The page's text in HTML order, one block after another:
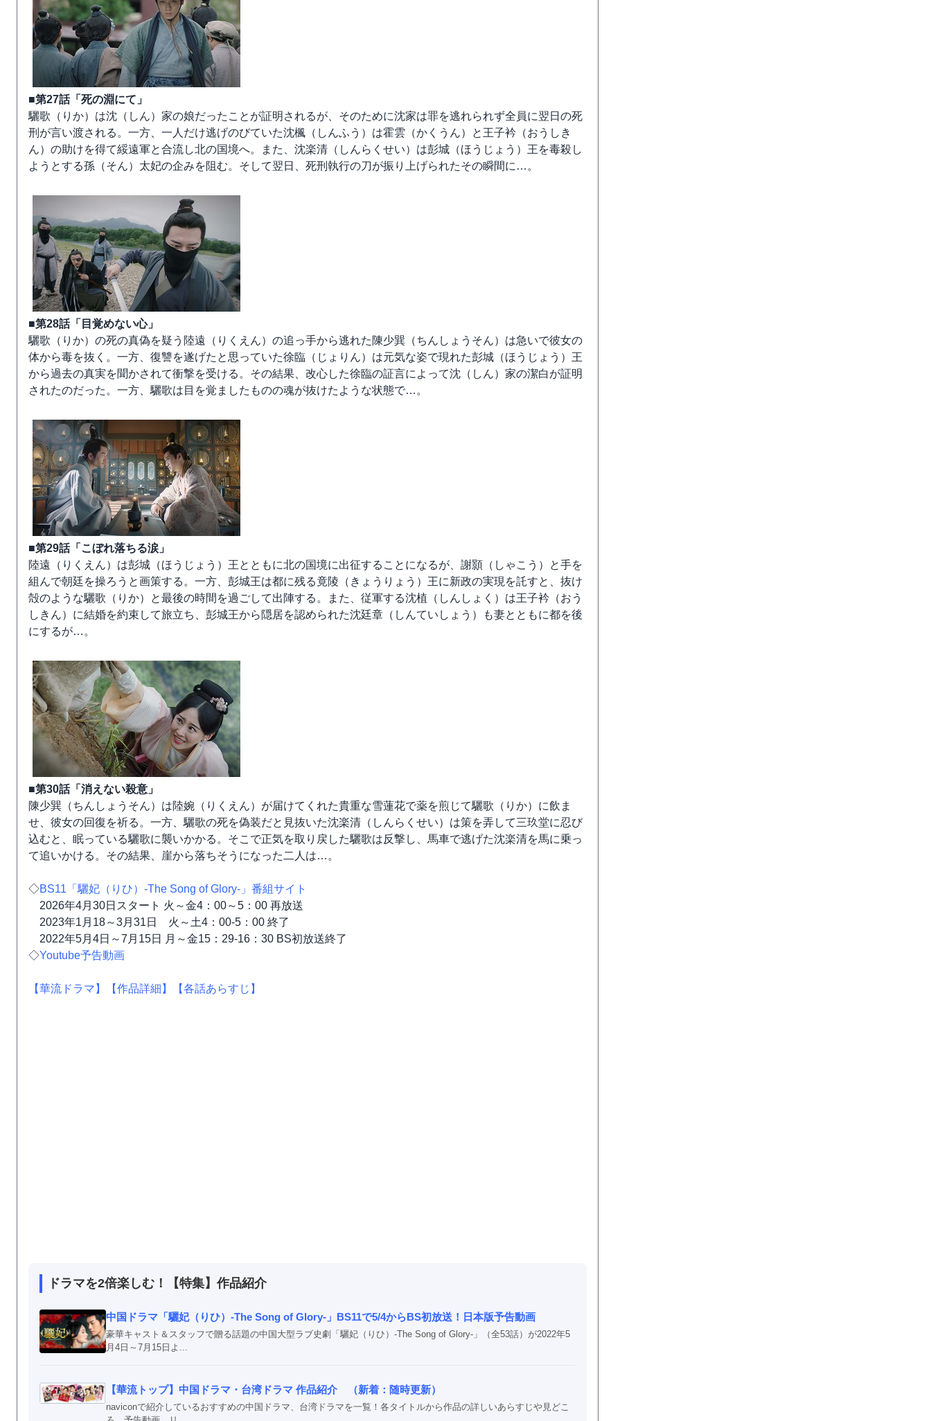
■第27話「死の淵にて」
驪歌（りか）は沈（しん）家の娘だったことが証明されるが、そのために沈家は罪を逃れられず全員に翌日の死
刑が言い渡される。一方、一人だけ逃げのびていた沈楓（しんふう）は霍雲（かくうん）と王子衿（おうしき
ん）の助けを得て綏遠軍と合流し北の国境へ。また、沈楽清（しんらくせい）は彭城（ほうじょう）王を毒殺し
ようとする孫（そん）太妃の企みを阻む。そして翌日、死刑執行の刀が振り上げられたその瞬間に…。
■第28話「目覚めない心」
驪歌（りか）の死の真偽を疑う陸遠（りくえん）の追っ手から逃れた陳少巽（ちんしょうそん）は急いで彼女の
体から毒を抜く。一方、復讐を遂げたと思っていた徐臨（じょりん）は元気な姿で現れた彭城（ほうじょう）王
から過去の真実を聞かされて衝撃を受ける。その結果、改心した徐臨の証言によって沈（しん）家の潔白が証明
されたのだった。一方、驪歌は目を覚ましたものの魂が抜けたような状態で…。
■第29話「こぼれ落ちる涙」
陸遠（りくえん）は彭城（ほうじょう）王とともに北の国境に出征することになるが、謝顥（しゃこう）と手を
組んで朝廷を操ろうと画策する。一方、彭城王は都に残る竟陵（きょうりょう）王に新政の実現を託すと、抜け
殻のような驪歌（りか）と最後の時間を過ごして出陣する。また、従軍する沈植（しんしょく）は王子衿（おう
しきん）に結婚を約束して旅立ち、彭城王から隠居を認められた沈廷章（しんていしょう）も妻とともに都を後
にするが…。
■第30話「消えない殺意」
陳少巽（ちんしょうそん）は陸婉（りくえん）が届けてくれた貴重な雪蓮花で薬を煎じて驪歌（りか）に飲ま
せ、彼女の回復を祈る。一方、驪歌の死を偽装だと見抜いた沈楽清（しんらくせい）は策を弄して三玖堂に忍び
込むと、眠っている驪歌に襲いかかる。そこで正気を取り戻した驪歌は反撃し、馬車で逃げた沈楽清を馬に乗っ
て追いかける。その結果、崖から落ちそうになった二人は…。
◇BS11「驪妃（りひ）-The Song of Glory-」番組サイト
2026年4月30日スタート 火～金4：00～5：00 再放送
2023年1月18～3月31日 火～土4：00-5：00 終了
2022年5月4日～7月15日 月～金15：29-16：30 BS初放送終了
◇Youtube予告動画
【華流ドラマ】 【作品詳細】 【各話あらすじ】
ドラマを2倍楽しむ！【特集】作品紹介
中国ドラマ「驪妃（りひ）-The Song of Glory-」BS11で5/4からBS初放送！日本版予告動画
豪華キャスト＆スタッフで贈る話題の中国大型ラブ史劇「驪妃（りひ）-The Song of Glory-」（全53話）が2022年5
月4日～7月15日よ...
【華流トップ】中国ドラマ・台湾ドラマ 作品紹介 （新着：随時更新）
naviconで紹介しているおすすめの中国ドラマ、台湾ドラマを一覧！各タイトルから作品の詳しいあらすじや見どこ